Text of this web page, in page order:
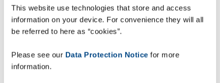
This website use technologies that store and access
information on your device. For convenience they will all
be referred to here as “cookies”.
Please see our Data Protection Notice for more
information.
locatie-informatie vastleggen als onderdeel van
een handmatig ontvangstproces of via
automatische aanwezigheidsdetectie met behulp